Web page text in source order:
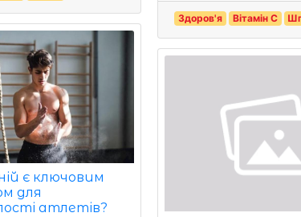
є ключовим
для
атлетів?
Здоров'я Вітамін С